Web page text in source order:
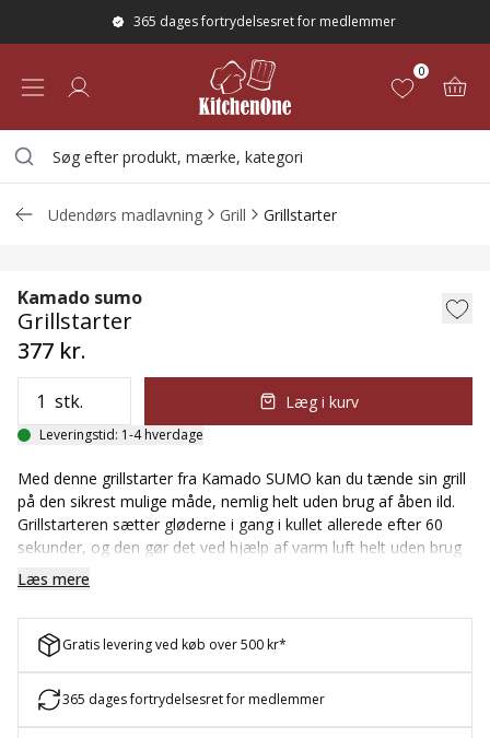
365 dages fortrydelsesret for medlemmer
0
Udendørs madlavning Grill Grillstarter
Grillstarter
Kamado sumo
Grillstarter
377 kr.
stk. Læg i kurv
Leveringstid: 1-4 hverdage
Med denne grillstarter fra Kamado SUMO kan du tænde sin grill
på den sikrest mulige måde, nemlig helt uden brug af åben ild.
Grillstarteren sætter gløderne i gang i kullet allerede efter 60
sekunder, og den gør det ved hjælp af varm luft helt uden brug
af kemikalier. Det giver en renere og mere sikker grilloplevelse
for dig og hele familien.
Læs mere
Gratis levering ved køb over 500 kr*
365 dages fortrydelsesret for medlemmer